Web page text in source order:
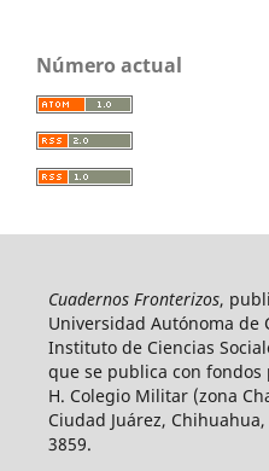
Número actual
Cuadernos Fronterizos,
Universidad Autónoma de
Instituto de Ciencias
que se publica con
H. Colegio Militar (zona
Ciudad Juárez,
3859.